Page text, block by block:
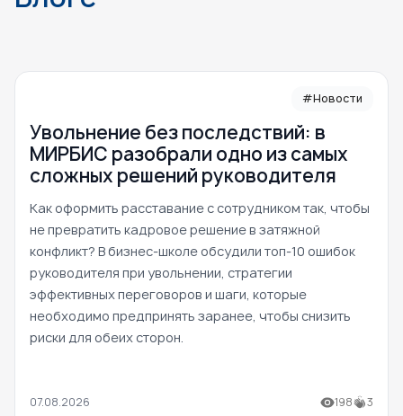
#Новости
Увольнение без последствий: в
МИРБИС разобрали одно из самых
сложных решений руководителя
Как оформить расставание с сотрудником так, чтобы
не превратить кадровое решение в затяжной
конфликт? В бизнес-школе обсудили топ-10 ошибок
руководителя при увольнении, стратегии
эффективных переговоров и шаги, которые
необходимо предпринять заранее, чтобы снизить
риски для обеих сторон.
07.08.2026 198 3